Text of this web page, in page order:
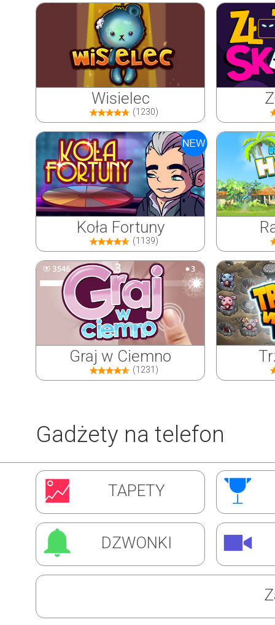
Wisielec
(1230)
Koła Fortuny
(1139)
Graj w Ciemno
(1231)
Inwazja Robali
(1310)
Super Barman
Gadżety na telefon
TAPETY
DZWONKI